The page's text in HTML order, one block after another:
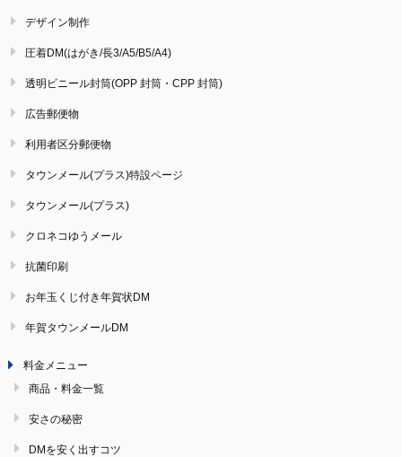
デザイン制作
圧着DM(はがき/長3/A5/B5/A4)
透明ビニール封筒(OPP 封筒・CPP 封筒)
広告郵便物
利用者区分郵便物
タウンメール(プラス)特設ページ
タウンメール(プラス)
クロネコゆうメール
抗菌印刷
お年玉くじ付き年賀状DM
年賀タウンメールDM
料金メニュー
商品・料金一覧
安さの秘密
DMを安く出すコツ